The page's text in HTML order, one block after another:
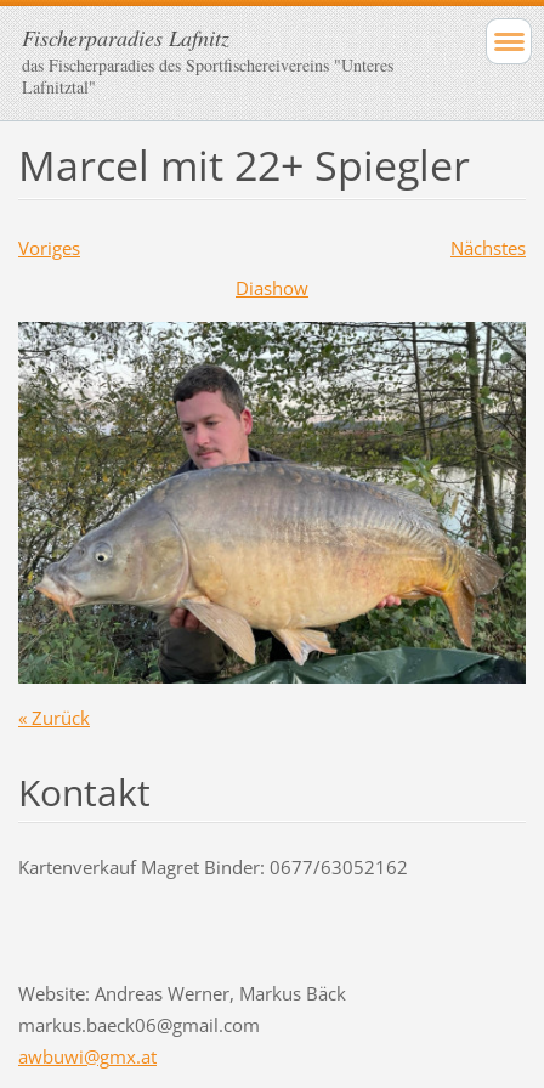
Fischerparadies Lafnitz
das Fischerparadies des Sportfischereivereins "Unteres
Lafnitztal"
Marcel mit 22+ Spiegler
Voriges
Nächstes
Diashow
« Zurück
Kontakt
Kartenverkauf Magret Binder: 0677/63052162
Website: Andreas Werner, Markus Bäck
markus.baeck06@gmail.com
awbuwi@gmx.at